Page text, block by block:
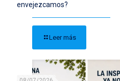
envejezcamos?
Leer más